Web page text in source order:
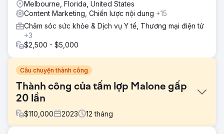
Melbourne, Florida, United States
Content Marketing, Chiến lược nội dung +15
Chăm sóc sức khỏe & Dịch vụ Y tế, Thương mại điện tử
+3
$2,500 - $5,000
Câu chuyện thành công
Thành công của tấm lợp Malone gấp
20 lần
$110,000 2023 12 tháng